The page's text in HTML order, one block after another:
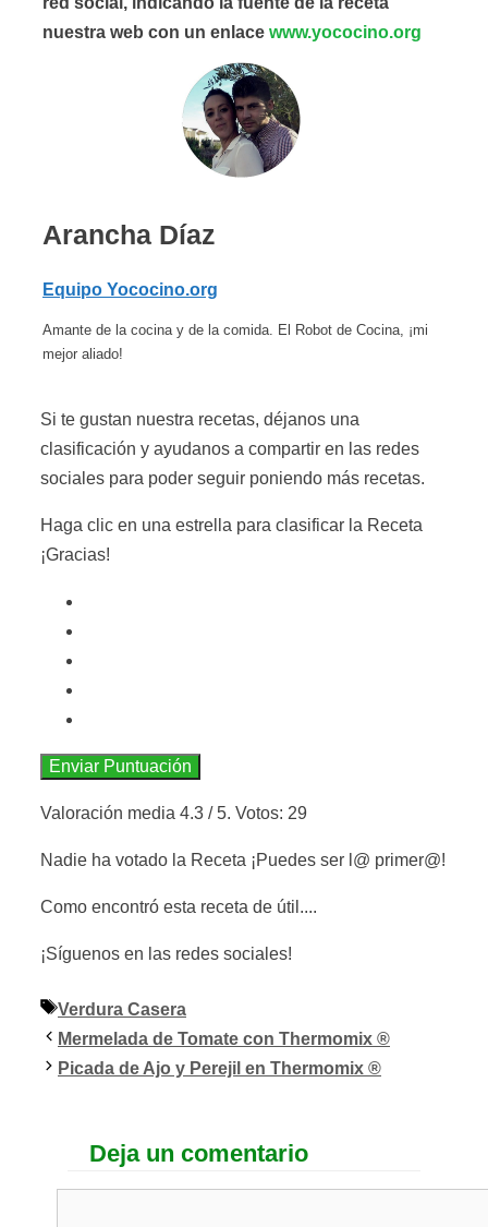
nuestra web con un enlace www.yococino.org
Arancha Díaz
Equipo Yococino.org
Amante de la cocina y de la comida. El Robot de Cocina, ¡mi
mejor aliado!
Si te gustan nuestra recetas, déjanos una
clasificación y ayudanos a compartir en las redes
sociales para poder seguir poniendo más recetas.
Haga clic en una estrella para clasificar la Receta
¡Gracias!
Enviar Puntuación
Valoración media 4.3 / 5. Votos: 29
Nadie ha votado la Receta ¡Puedes ser l@ primer@!
Como encontró esta receta de útil....
¡Síguenos en las redes sociales!
Etiquetas
Verdura Casera
Mermelada de Tomate con Thermomix ®
Picada de Ajo y Perejil en Thermomix ®
Deja un comentario